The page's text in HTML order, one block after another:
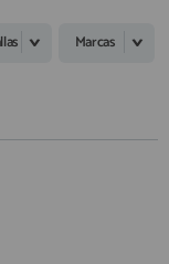
Marcas